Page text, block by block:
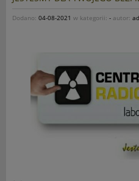
Dodano: 04-08-2021 w kategorii: - autor: